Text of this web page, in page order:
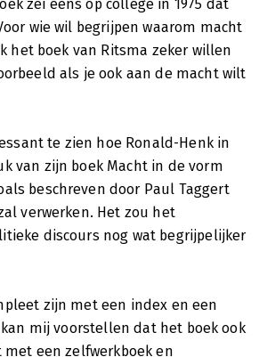
zei eens op college in 1975 dat
wie wil begrijpen waarom macht
het boek van Ritsma zeker willen
als je ook aan de macht wilt
te zien hoe Ronald-Henk in
van zijn boek Macht in de vorm
beschreven door Paul Taggert
zal verwerken. Het zou het
discours nog wat begrijpelijker
zijn met een index en een
mij voorstellen dat het boek ook
een zelfwerkboek en